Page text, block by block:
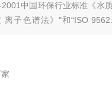
中国环保行业标准《水
离子色谱法》"和“ISO